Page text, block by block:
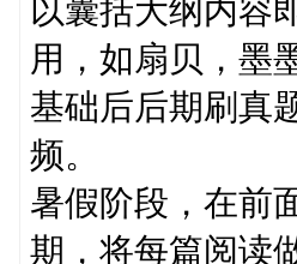
以囊括大纲内容
用，如扇贝，墨
基础后后期刷真
频。
暑假阶段，在前
期，将每篇阅读